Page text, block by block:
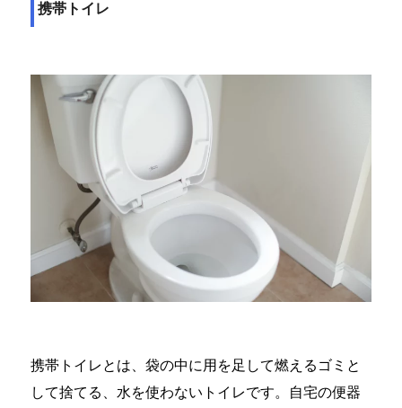
携帯トイレ
携帯トイレとは、袋の中に用を足して燃えるゴミと
して捨てる、水を使わないトイレです。自宅の便器